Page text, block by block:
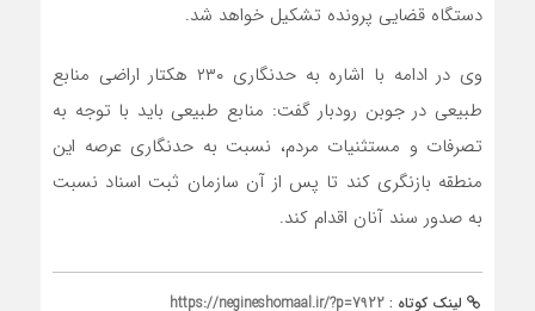
دستگاه قضایی پرونده تشکیل خواهد شد.
وی در ادامه با اشاره به حدنگاری ۲۳۰ هکتار اراضی منابع
طبیعی در جوبن رودبار گفت: منابع طبیعی باید با توجه به
تصرفات و مستثنیات مردم، نسبت به حدنگاری عرصه این
منطقه بازنگری کند تا پس از آن سازمان ثبت اسناد نسبت
به صدور سند آنان اقدام کند.
لینک کوتاه : https://negineshomaal.ir/?p=7922